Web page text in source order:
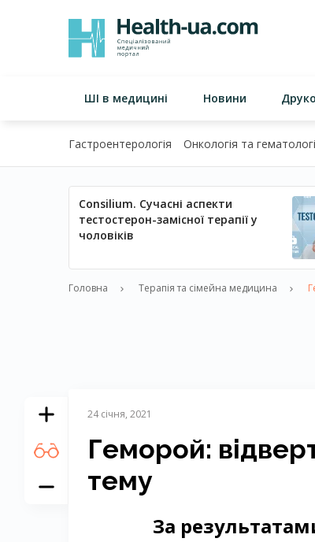
ШІ в медицині Новини
Гастроентерологія Онкологія та
Consilium. Сучасні аспекти
тестостерон-замісної терапії у
чоловіків
Головна Терапія та сімейна медицина
24 січня, 2021
Геморой:
тему
За